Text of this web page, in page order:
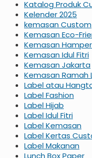
Katalog Produk
Kelender 2025
kemasan Custom
Kemasan Eco-
Kemasan
Kemasan Idul Fitri
Kemasan Jakarta
Kemasan Ramah
Label atau
Label Fashion
Label Hijab
Label Idul Fitri
Label Kemasan
Label Kertas
Label Makanan
Lunch Box Paper